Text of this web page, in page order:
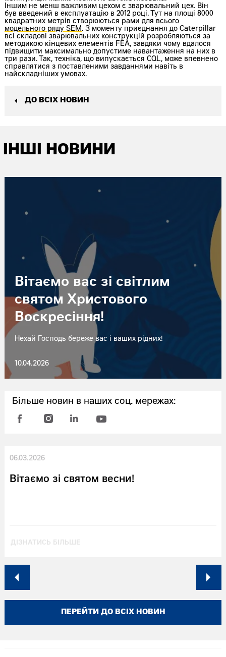
Іншим не менш важливим цехом є зварювальний цех. Він
був введений в експлуатацію в 2012 році. Тут на площі 8000
квадратних метрів створюються рами для всього
модельного ряду SEM. З моменту приєднання до Caterpillar
всі складові зварювальних конструкцій розробляються за
методикою кінцевих елементів FEA, завдяки чому вдалося
підвищити максимально допустиме навантаження на них в
три рази. Так, техніка, що випускається CQL, може впевнено
справлятися з поставленими завданнями навіть в
найскладніших умовах.
ДО ВСІХ НОВИН
ІНШІ НОВИНИ
Вітаємо вас зі світлим
святом Христового
Воскресіння!
Нехай Господь береже вас і ваших рідних!
10.04.2026
Більше новин в наших соц. мережах:
06.03.2026
Вітаємо зі святом весни!
ДІЗНАТИСЬ БІЛЬШЕ
ПЕРЕЙТИ ДО ВСІХ НОВИН